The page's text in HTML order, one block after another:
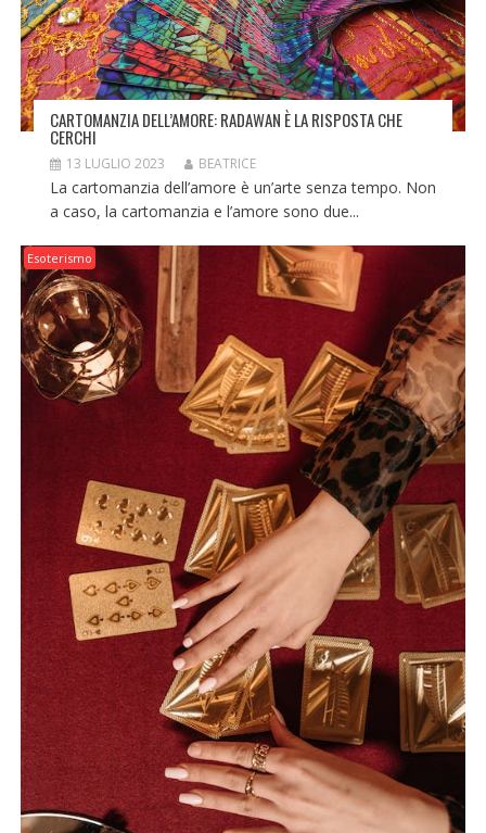
CARTOMANZIA DELL’AMORE: RADAWAN È LA RISPOSTA CHE
CERCHI
13 LUGLIO 2023 BEATRICE
La cartomanzia dell’amore è un’arte senza tempo. Non
a caso, la cartomanzia e l’amore sono due...
Esoterismo